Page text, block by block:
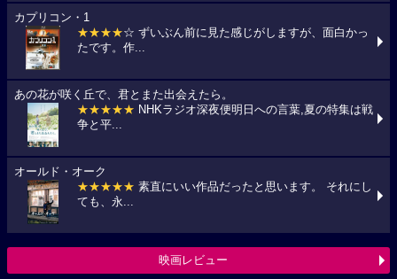
カプリコン・1
★★★★☆ ずいぶん前に見た感じがしますが、面白かっ
たです。作...
あの花が咲く丘で、君とまた出会えたら。
★★★★★ NHKラジオ深夜便明日への言葉,夏の特集は戦
争と平...
オールド・オーク
★★★★★ 素直にいい作品だったと思います。 それにし
ても、永...
映画レビュー